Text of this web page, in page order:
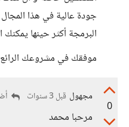
جودة عالية في هذا
البرمجة أكثر حينها
موفقك في مشروعك الرائع
0
مجهول قبل 3 سنوات
مرحبا محمد